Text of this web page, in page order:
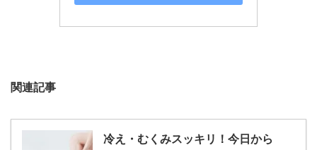
関連記事
冷え・むくみスッキリ！今日から